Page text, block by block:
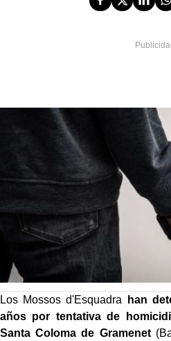
Los Mossos d'Esquadra
han
años por tentativa de
Santa Coloma de Gramenet